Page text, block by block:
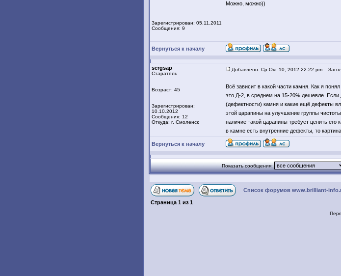
Зарегистрирован: 05.11.2011
Сообщения: 9
Можно, можно))
Вернуться к началу
sergsap
Старатель
Возраст: 45
Зарегистрирован:
10.10.2012
Сообщения: 12
Откуда: г. Смоленск
Добавлено: Ср Окт 10, 2012 22:22 pm
Всё зависит в какой части камня. Как я
это Д-2, в среднем на 15-20% дешевле. Если
(дефектности) камня и какие ещё дефекты
этой царапины на улучшение группы
наличие такой царапины требует ценить
в камне есть внутренние дефекты, то
Вернуться к началу
Показать сообщения:
Список форумов www.brilliant-
Страница 1 из 1